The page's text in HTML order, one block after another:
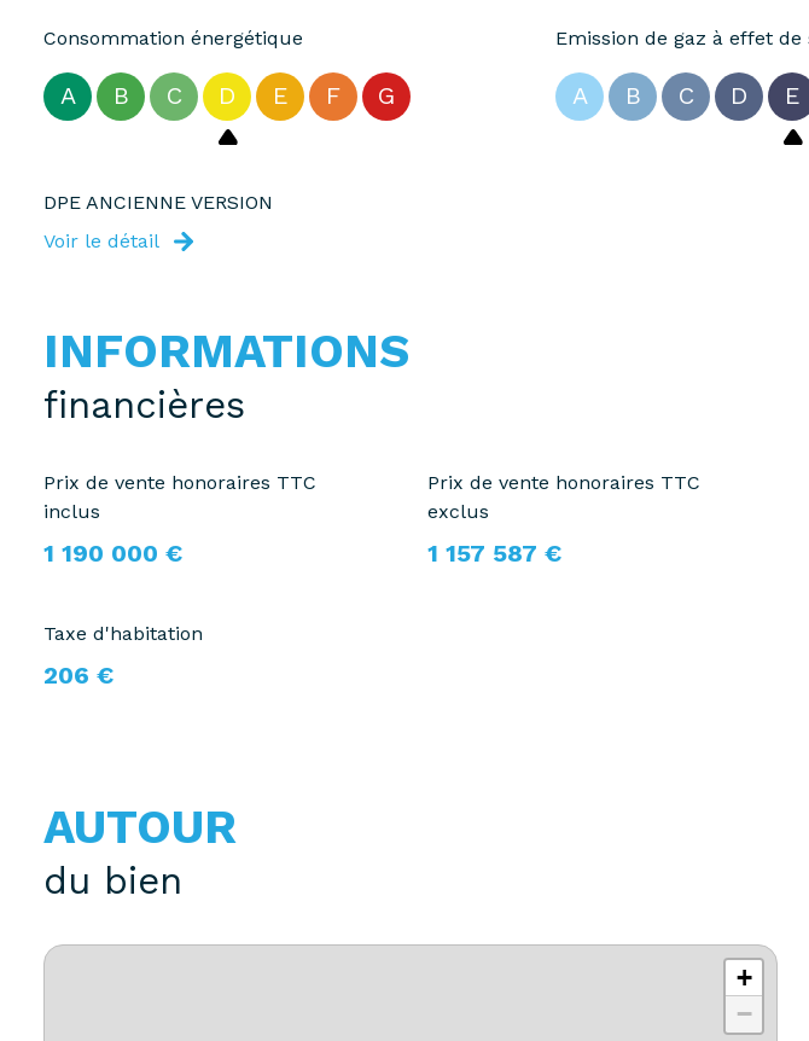
Consommation énergétique
A B C D E F G
Emission de gaz à effet de
A B C D E
DPE ANCIENNE VERSION
Voir le détail
INFORMATIONS
financières
Prix de vente honoraires TTC
inclus
1 190 000 €
Prix de vente honoraires TTC
exclus
1 157 587 €
Taxe d'habitation
206 €
AUTOUR
du bien
+
−